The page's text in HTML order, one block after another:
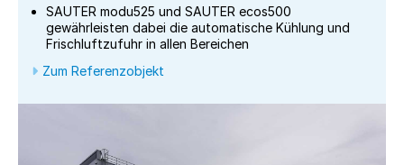
SAUTER modu525 und SAUTER ecos500
gewährleisten dabei die automatische Kühlung und
Frischluftzufuhr in allen Bereichen
Zum Referenzobjekt